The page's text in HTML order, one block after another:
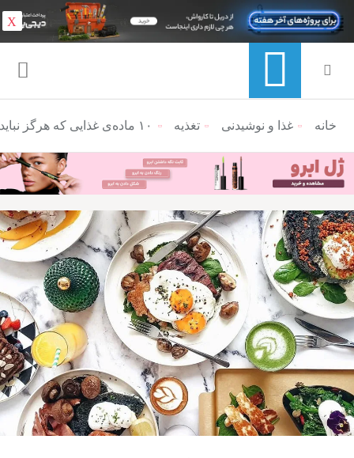
منوی ناوبری خرده نان
خانه غذا و نوشیدنی تغذیه ۱۰ ماده‌ی غذایی که هرگز نباید صبح‌ها بخورید (و ۹ صبحانه‌ی سالم)
X